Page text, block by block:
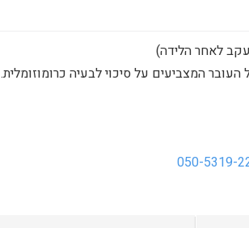
לאחר הלידה)
המצביעים על סיכוי לבעיה כרומוזומלית.
050-5319-